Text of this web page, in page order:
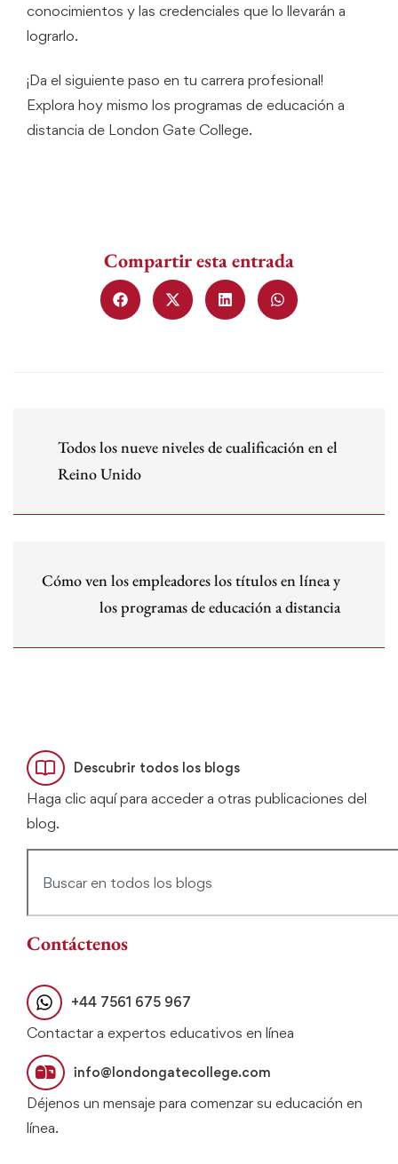
conocimientos y las credenciales que lo llevarán a
lograrlo.
¡Da el siguiente paso en tu carrera profesional!
Explora hoy mismo los programas de educación a
distancia de London Gate College.
Compartir esta entrada
Todos los nueve niveles de cualificación en el
Reino Unido
Cómo ven los empleadores los títulos en línea y
los programas de educación a distancia
Descubrir todos los blogs
Haga clic aquí para acceder a otras publicaciones del
blog.
Contáctenos
+44 7561 675 967
Contactar a expertos educativos en línea
info@londongatecollege.com
Déjenos un mensaje para comenzar su educación en
línea.